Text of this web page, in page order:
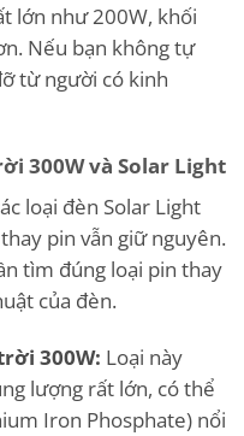
lớn như 200W, khối
Nếu bạn không tự
từ người có kinh
300W và Solar Light
loại đèn Solar Light
pin vẫn giữ nguyên.
tìm đúng loại pin thay
của đèn.
300W: Loại này
lượng rất lớn, có thể
Iron Phosphate) nổi